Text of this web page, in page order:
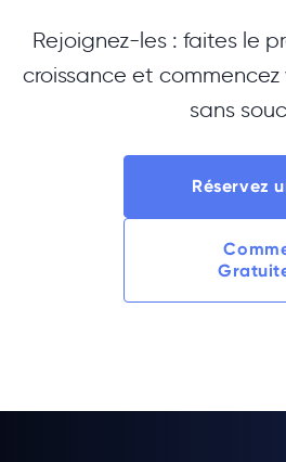
Rejoignez-les : faites le
croissance et
sans
Réservez